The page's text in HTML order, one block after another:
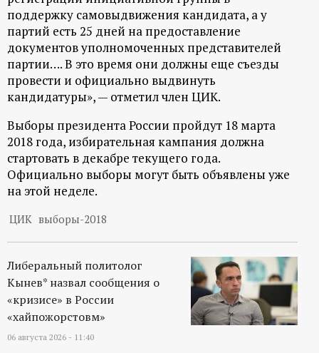
и
о
н
н
ы
й
п
о
р
т
поддержку самовыдвижения кандидата, а у
партий есть 25 дней на предоставление
документов уполномоченных представителей
партии…. В это время они должны еще съезды
провести и официально выдвинуть
кандидатуры», — отметил член ЦИК.
Выборы президента России пройдут 18 марта
2018 года, избирательная кампания должна
стартовать в декабре текущего года.
Официально выборы могут быть объявлены уже
на этой неделе.
ЦИК выборы-2018
Либеральный политолог
Кынев* назвал сообщения о
«кризисе» в России
«хайпожорстовм»
06 августа 2026 - 11:40